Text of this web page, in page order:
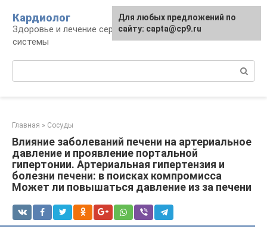
контенту
Кардиолог
Здоровье и лечение сердечно-сосудистой
системы
Главная » Сосуды
Влияние заболеваний печени на артериальное
давление и проявление портальной
гипертонии. Артериальная гипертензия и
болезни печени: в поисках компромисса
Может ли повышаться давление из за печени
Для любых предложений по
сайту: capta@cp9.ru